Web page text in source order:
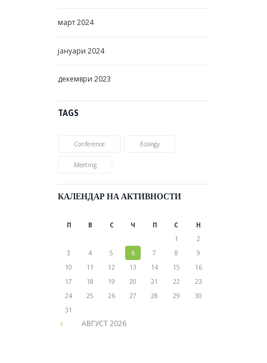
март2024
јануари 2024
декември 2023
TAGS
Conference Ecology
Meeting
КАЛЕНДАР НА АКТИВНОСТИ
П В С Ч П С Н
АВГУСТ2026
1
2
3
4 5 6 7 8
9
10
11 12 13 14 15
16
17
18 19 20 21 22
23
24
25 26 27 28 29
30
31